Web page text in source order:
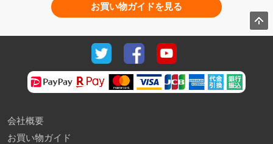
お買い物ガイドを見る
会社概要
お買い物ガイド